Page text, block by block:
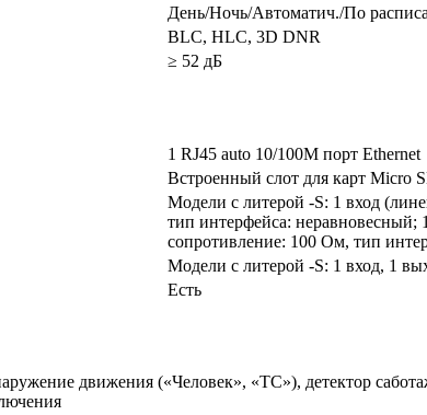
День/Ночь/Автоматич./По
BLC, HLC, 3D DNR
≥ 52 дБ
1 RJ45 auto 10/100M порт Ethernet
Встроенный слот для карт Micro
Модели с литерой -S: 1 вход
тип интерфейса:
сопротивление: 100 Ом, тип
Модели с литерой -S: 1 вход, 1
Есть
движения («Человек», «ТС»), детектор